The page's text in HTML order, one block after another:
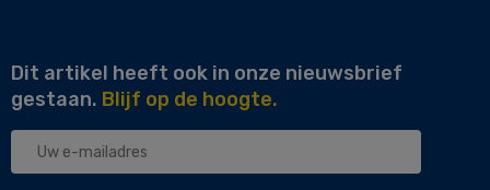
Dit artikel heeft ook in onze nieuwsbrief
gestaan. Blijf op de hoogte.
Uw